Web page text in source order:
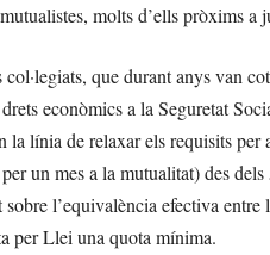
molts d’ells pròxims a
que durant anys van
econòmics a la Seguretat
línia de relaxar els requisits per
un mes a la mutualitat) des
l’equivalència efectiva entre
per Llei una quota mínima.